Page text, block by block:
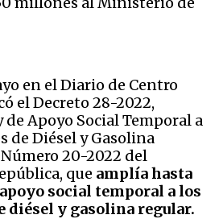
en el Diario de Centro
el Decreto 28-2022,
de Apoyo Social Temporal a
de Diésel y Gasolina
20-2022 del
que amplía hasta
social temporal a los
diésel y gasolina regular.